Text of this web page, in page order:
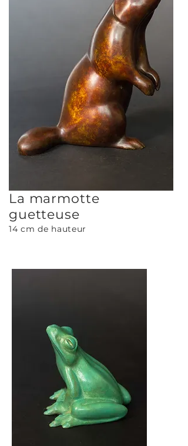
La marmotte
guetteuse
14 cm de hauteur